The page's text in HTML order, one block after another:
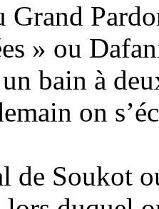
Grand
» ou
bain à
on
de Soukot